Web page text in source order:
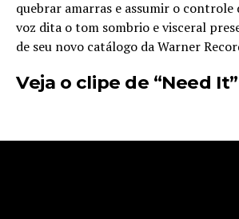
quebrar amarras e assumir o controle
voz dita o tom sombrio e visceral
de seu novo catálogo da Warner
Veja o clipe de “Need It”